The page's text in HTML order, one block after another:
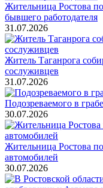
Жительница Ростова
бывшего работодателя
31.07.2026
Житель Таганрога
сослуживцев
31.07.2026
Подозреваемого в
30.07.2026
Жительница Ростова
автомобилей
30.07.2026